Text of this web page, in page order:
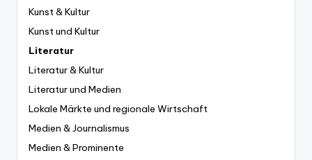
Kunst & Kultur
Kunst und Kultur
Literatur
Literatur & Kultur
Literatur und Medien
Lokale Märkte und regionale Wirtschaft
Medien & Journalismus
Medien & Prominente